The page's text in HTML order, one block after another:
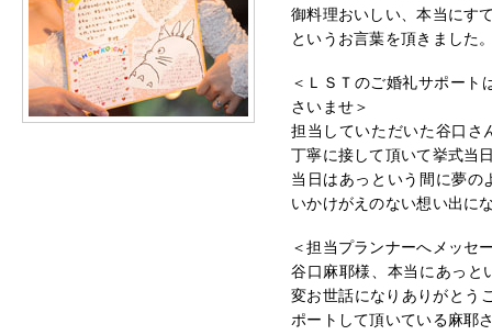
御料理おいしい、本当にす
というお言葉を頂きました
＜ＬＳＴのご婚礼サポート
さいませ＞
担当していただいた谷口さ
丁寧に接して頂いて挙式当
当日はあっという間に夢の
いかけがえのない想い出に
＜担当プランナーへメッセ
谷口麻耶様、本当にあっと
変お世話になりありがとう
ポートして頂いている麻耶